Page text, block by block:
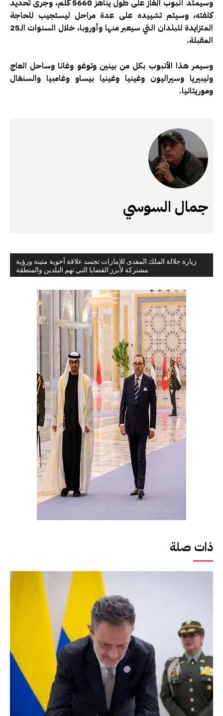
زيارة جلالة الملك المفدى للإمارات تجسد علاقة أخوية متينة ورؤية
مشتركة لأبرز القضايا التي تهم البلدين والمنطقة
ذات صلة
وسيمتد أنبوب الغاز على طول يناهز 5660 كلم، وجرى تحديد
كلفته، وسيتم تشييده على عدة مراحل ليستجيب للحاجة
المتزايدة للبلدان التي سيعبر منها وأوروبا، خلال السنوات الـ25
المقبلة.
وسيمر هذا الأنبوب بكل من بينين وتوغو وغانا وساحل العاج
وليبيريا وسيراليون وغينيا وغينيا بيساو وغامبيا والسنغال
وموريتانيا.
جمال السوسي